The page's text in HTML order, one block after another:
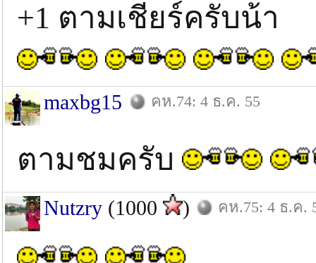
+1 ตามเชียร์ครับน้า
maxbg15 คห.74: 4 ธ.ค. 55
ตามชมครับ
Nutzry (1000 ) คห.75: 4 ธ.ค.